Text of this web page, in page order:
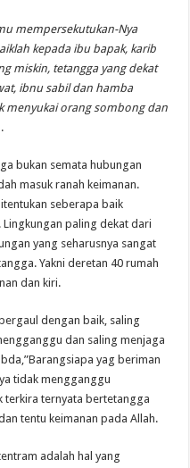
mempersekutukan-Nya
kepada ibu bapak, karib
miskin, tetangga yang dekat
ibnu sabil dan hamba
menyukai orang sombong dan
bukan semata hubungan
masuk ranah keimanan.
seberapa baik
paling dekat dari
yang seharusnya sangat
Yakni deretan 40 rumah
dan kiri.
dengan baik, saling
dan saling menjaga
yag beriman
tidak mengganggu
terkira ternyata bertetangga
tentu keimanan pada Allah.
adalah hal yang